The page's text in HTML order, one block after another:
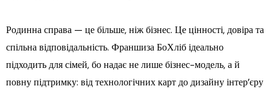
Родинна справа — це більше, ніж бізнес. Це цінності, довіра та
спільна відповідальність. Франшиза БоХліб ідеально
підходить для сімей, бо надає не лише бізнес-модель, а й
повну підтримку: від технологічних карт до дизайну інтер’єру